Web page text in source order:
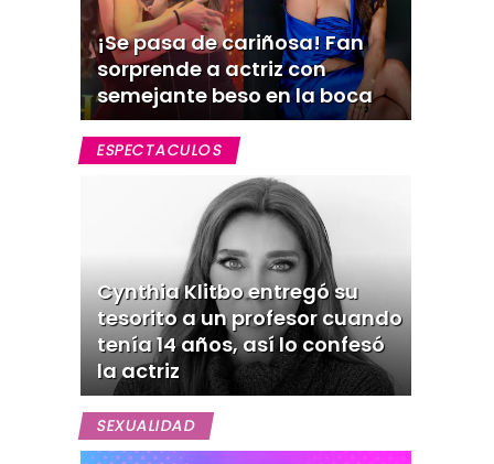
¡Se pasa de cariñosa! Fan
sorprende a actriz con
semejante beso en la boca
ESPECTACULOS
Cynthia Klitbo entregó su
tesorito a un profesor cuando
tenía 14 años, así lo confesó
la actriz
SEXUALIDAD